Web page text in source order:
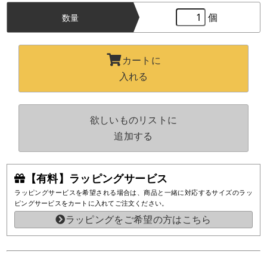
【有料】ラッピングサービス
ラッピングサービスを希望される場合は、商品と一緒に対応するサイズのラッ
ピングサービスをカートに入れてご注文ください。
ラッピングをご希望の方はこちら
数量 個
カートに
入れる
欲しいものリストに
追加する